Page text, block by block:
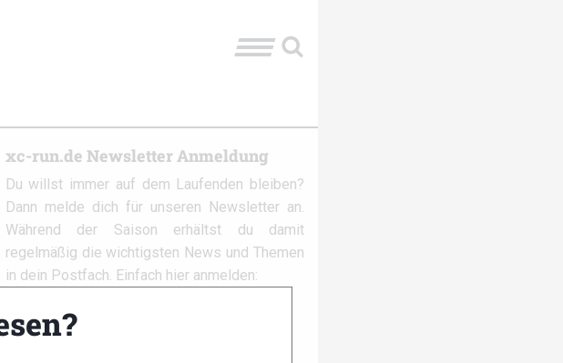
xc-run.de Newsletter Anmeldung
Du willst immer auf dem Laufenden bleiben?
Dann melde dich für unseren Newsletter an.
Während der Saison erhältst du damit
regelmäßig die wichtigsten News und Themen
in dein Postfach. Einfach hier anmelden: